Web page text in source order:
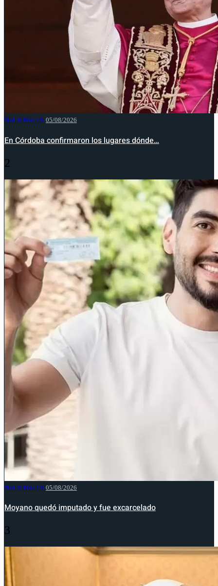
NACIONALES 05/08/2026
En Córdoba confirmaron los lugares dónde…
2
NACIONALES 05/08/2026
Moyano quedó imputado y fue excarcelado
3